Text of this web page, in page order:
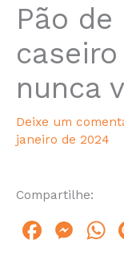
Pão
nunca
Deixe um
janeiro de 2024
Compartilhe:
F
M
hours